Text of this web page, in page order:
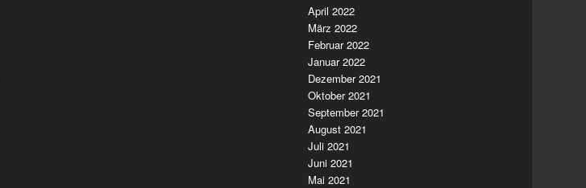
April 2022
März 2022
Februar 2022
Januar 2022
Dezember 2021
Oktober 2021
September 2021
August 2021
Juli 2021
Juni 2021
Mai 2021